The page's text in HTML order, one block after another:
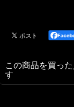
この商品を買っ
す